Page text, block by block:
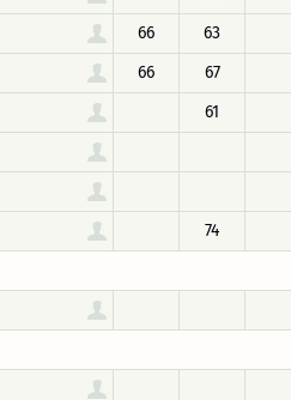
66
63
66
67
61
74